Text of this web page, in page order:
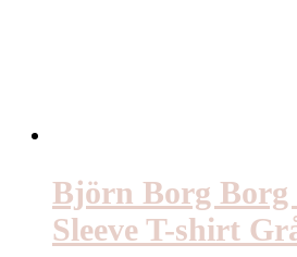
Björn Borg Borg
Sleeve T-shirt